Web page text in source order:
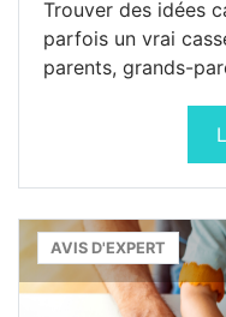
Trouver des idées
parfois un vrai
parents, grands-
AVIS D'EXPERT